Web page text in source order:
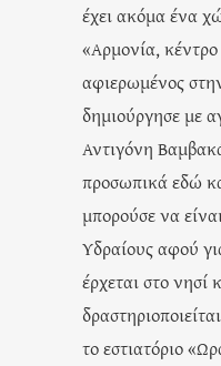
έχει ακόμα ένα
«Αρμονία,
αφιερωμένος
δημιούργησε με
Αντιγόνη
προσωπικά εδώ
μπορούσε να
Υδραίους αφού
έρχεται στο νησί
το εστιατόριο